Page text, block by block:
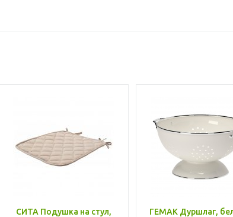
СИТА Подушка на стул,
ГЕМАК Дуршлаг,